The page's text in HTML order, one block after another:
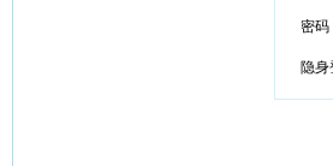
密码
隐身